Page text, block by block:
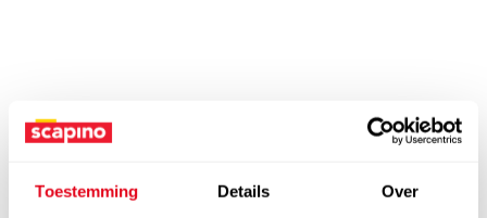
Toestemming Details Over